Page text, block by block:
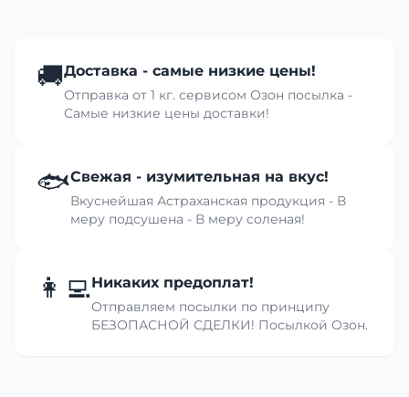
🚚Доставка - самые низкие цены!
Отправка от 1 кг. сервисом Озон посылка -
Самые низкие цены доставки!
🐟Свежая - изумительная на вкус!
Вкуснейшая Астраханская продукция - В
меру подсушена - В меру соленая!
👩‍💻Никаких предоплат!
Отправляем посылки по принципу
БЕЗОПАСНОЙ СДЕЛКИ! Посылкой Озон.